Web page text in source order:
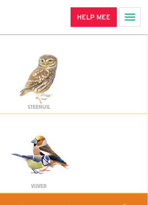
HELP MEE
STEENUIL
VIJVER